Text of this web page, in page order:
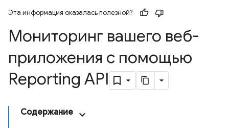
Эта информация оказалась полезной?
Мониторинг вашего веб-
приложения с помощью
Reporting API
Содержание